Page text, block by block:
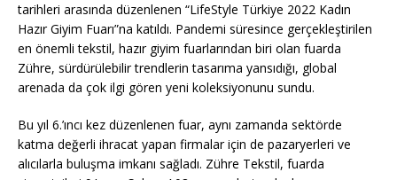
tarihleri arasında düzenlenen “LifeStyle Türkiye 2022 Kadın
Hazır Giyim Fuarı”na katıldı. Pandemi süresince gerçekleştirilen
en önemli tekstil, hazır giyim fuarlarından biri olan fuarda
Zühre, sürdürülebilir trendlerin tasarıma yansıdığı, global
arenada da çok ilgi gören yeni koleksiyonunu sundu.
Bu yıl 6.’ıncı kez düzenlenen fuar, aynı zamanda sektörde
katma değerli ihracat yapan firmalar için de pazaryerleri ve
alıcılarla buluşma imkanı sağladı. Zühre Tekstil, fuarda